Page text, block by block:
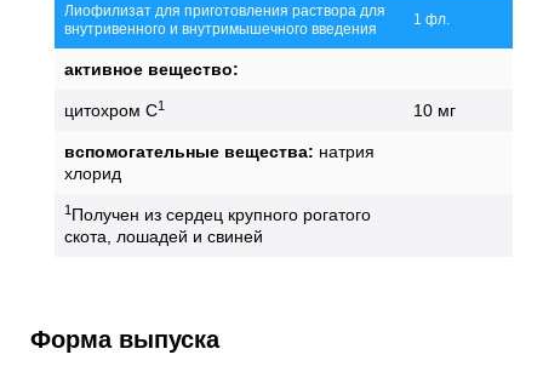
Лиофилизат для приготовления раствора для
внутривенного и внутримышечного введения
1 фл.
активное вещество:
цитохром С1 10 мг
вспомогательные вещества: натрия
хлорид
1 Получен из сердец крупного рогатого
скота, лошадей и свиней
Форма выпуска